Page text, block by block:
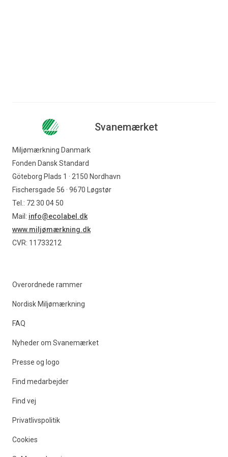
Indkøber
Offentlig indkøber
Svanemærket
Find produkter
Svanemærket
Miljømærkning Danmark
Fonden Dansk Standard
Göteborg Plads 1 · 2150 Nordhavn
Fischersgade 56 · 9670 Løgstør
Tel.: 72 30 04 50
Mail: info@ecolabel.dk
www.miljømærkning.dk
CVR: 11733212
Overordnede rammer
Nordisk Miljømærkning
FAQ
Nyheder om Svanemærket
Presse og logo
Find medarbejder
Find vej
Privatlivspolitik
Cookies